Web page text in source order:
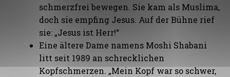
schmerzfrei bewegen. Sie kam als Muslima,
doch sie empfing Jesus. Auf der Bühne rief
sie: „Jesus ist Herr!“
Eine ältere Dame namens Moshi Shabani
litt seit 1989 an schrecklichen
Kopfschmerzen. „Mein Kopf war so schwer,